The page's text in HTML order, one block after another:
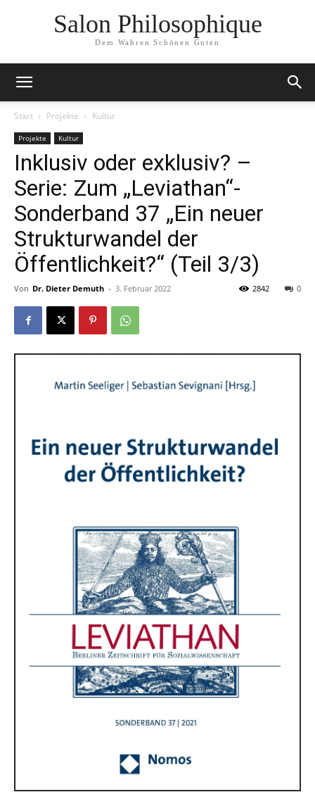
Salon Philosophique
Dem Wahren Schönen Guten
Start Projekte Kultur
Projekte Kultur
Inklusiv oder exklusiv? –
Serie: Zum „Leviathan“-
Sonderband 37 „Ein neuer
Strukturwandel der
Öffentlichkeit?“ (Teil 3/3)
Von Dr. Dieter Demuth - 3. Februar 2022 0
2842